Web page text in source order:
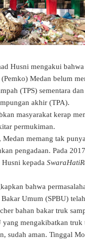
Husni mengakui
Medan belum
(TPS) sementara
akhir (TPA).
masyarakat kerap
permukiman.
memang tak
pengadaan. Pada
kepada
bahwa
Umum (SPBU)
bahan bakar truk
yang mengakibatkan truk
sudah aman. Tinggal